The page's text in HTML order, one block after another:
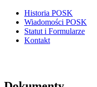
Historia POSK
Wiadomości POSK
Statut i Formularze
Kontakt